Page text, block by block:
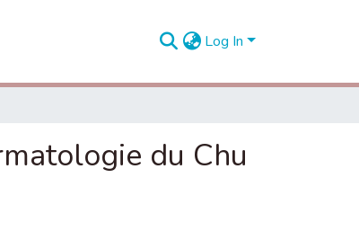
Log In
du Chu